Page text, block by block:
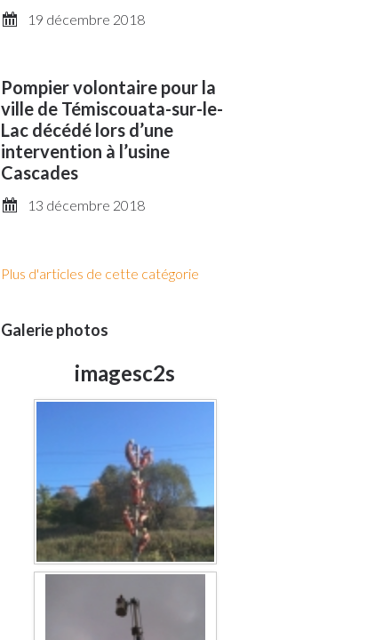
19 décembre 2018
Pompier volontaire pour la
ville de Témiscouata-sur-le-
Lac décédé lors d’une
intervention à l’usine
Cascades
13 décembre 2018
Plus d'articles de cette catégorie
Galerie photos
imagesc2s